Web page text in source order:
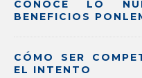
CONOCE LO
BENEFICIOS
CÓMO SER
EL INTENTO